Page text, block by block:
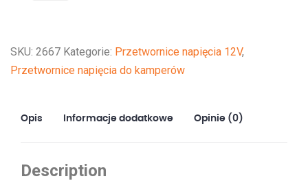
SKU: 2667 Kategorie: Przetwornice napięcia 12V,
Przetwornice napięcia do kamperów
Opis Informacje dodatkowe Opinie (0)
Description